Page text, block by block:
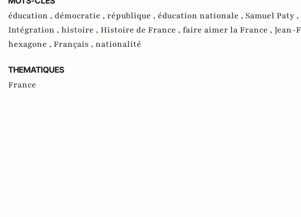
éducation , démocratie , république , éducation nationale , Samuel Paty ,
Intégration , histoire , Histoire de France , faire aimer la France , Jean-
hexagone , Français , nationalité
THEMATIQUES
France